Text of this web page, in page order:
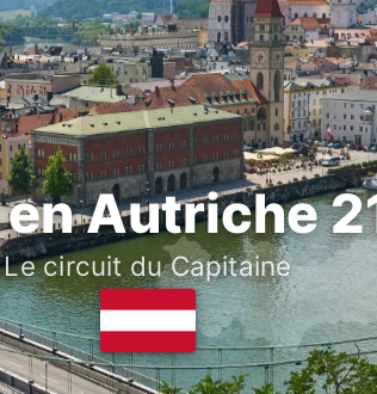
Autriche
Le circuit du Capitaine